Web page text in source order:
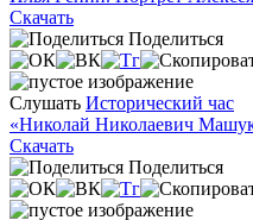
Скачать
Поделиться
Слушать Исторический час
«Николай Николаевич
Скачать
Поделиться